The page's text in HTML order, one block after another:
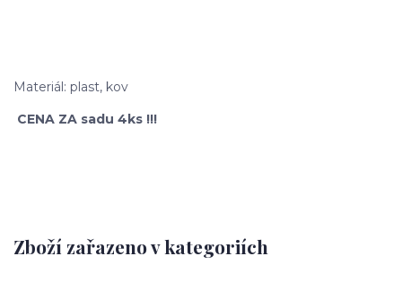
Materiál: plast, kov
CENA ZA sadu 4ks !!!
Zboží zařazeno v kategoriích